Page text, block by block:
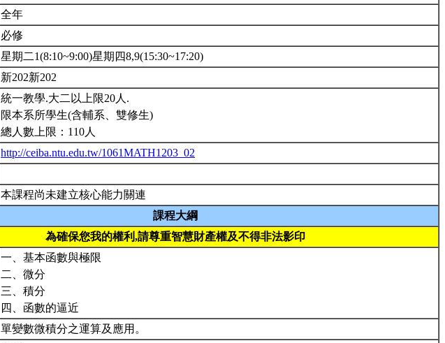
全年
必修
星期二1(8:10~9:00)星期四8,9(15:30~17:20)
新202新202
統一教學.大二以上限20人.
限本系所學生(含輔系、雙修生)
總人數上限：110人
http://ceiba.ntu.edu.tw/1061MATH1203_02
本課程尚未建立核心能力關連
課程大綱
為確保您我的權利,請尊重智慧財產權及不得非法影印
一、基本函數與極限
二、微分
三、積分
四、函數的逼近
單變數微積分之運算及應用。